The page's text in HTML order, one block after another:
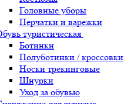
Головные уборы
Перчатки и варежки
туристическая
Ботинки
Полуботинки / кроссовки
Носки трекинговые
Шнурки
Уход за обувью